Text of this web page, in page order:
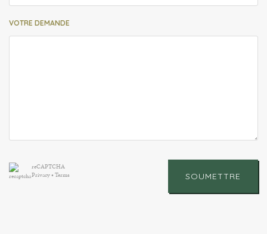
VOTRE DEMANDE
reCAPTCHA
Privacy• Terms SOUMETTRE